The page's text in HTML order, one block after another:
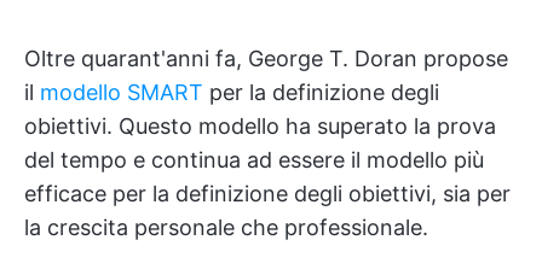
Oltre quarant'anni fa, George T. Doran propose
il modello SMART per la definizione degli
obiettivi. Questo modello ha superato la prova
del tempo e continua ad essere il modello più
efficace per la definizione degli obiettivi, sia per
la crescita personale che professionale.